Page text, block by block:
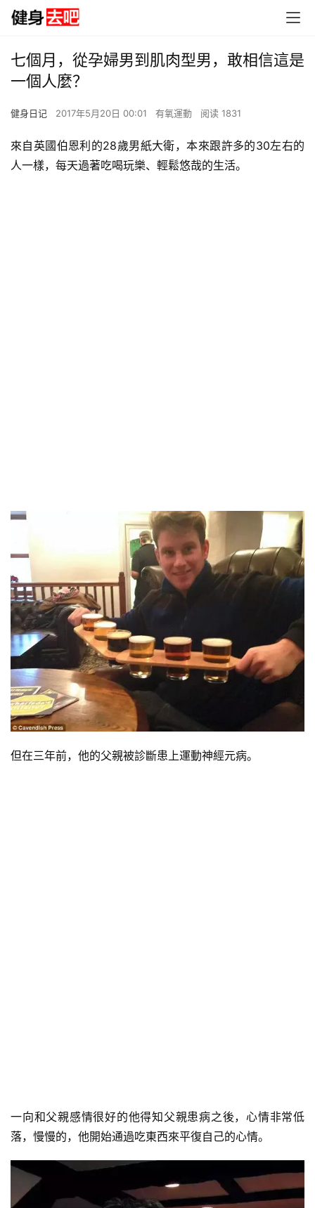
七個月，從孕婦男到肌肉型男，敢相信這是
一個人麼？
健身日记 2017年5月20日 00:01 有氧運動 阅读 1831
來自英國伯恩利的28歲男紙大衛，本來跟許多的30左右的
人一樣，每天過著吃喝玩樂、輕鬆悠哉的生活。
但在三年前，他的父親被診斷患上運動神經元病。
一向和父親感情很好的他得知父親患病之後，心情非常低
落，慢慢的，他開始通過吃東西來平復自己的心情。